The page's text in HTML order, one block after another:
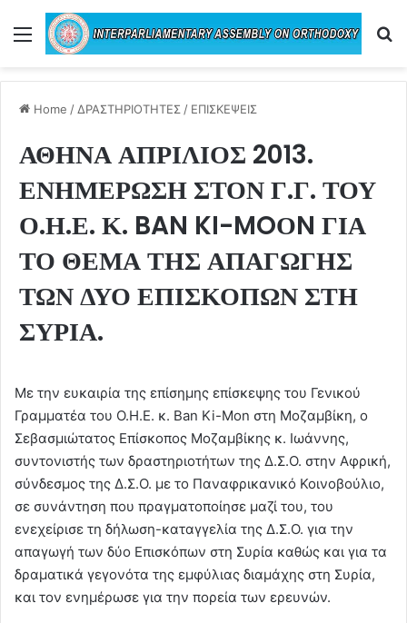
Menu
Home / ΔΡΑΣΤΗΡΙΟΤΗΤΕΣ / ΕΠΙΣΚΕΨΕΙΣ
ΑΘΗΝΑ ΑΠΡΙΛΙΟΣ 2013.
ΕΝΗΜΕΡΩΣΗ ΣΤΟΝ Γ.Γ. ΤΟΥ
Ο.Η.Ε. Κ. BAN KI-MOΟN ΓΙΑ
ΤΟ ΘΕΜΑ ΤΗΣ ΑΠΑΓΩΓΗΣ
ΤΩΝ ΔΥΟ ΕΠΙΣΚΟΠΩΝ ΣΤΗ
ΣΥΡΙΑ.
Με την ευκαιρία της επίσημης επίσκεψης του Γενικού
Γραμματέα του Ο.Η.Ε. κ. Ban Ki-Mon στη Μοζαμβίκη, ο
Σεβασμιώτατος Επίσκοπος Μοζαμβίκης κ. Ιωάννης,
συντονιστής των δραστηριοτήτων της Δ.Σ.Ο. στην Αφρική,
σύνδεσμος της Δ.Σ.Ο. με το Παναφρικανικό Κοινοβούλιο,
σε συνάντηση που πραγματοποίησε μαζί του, του
ενεχείρισε τη δήλωση-καταγγελία της Δ.Σ.Ο. για την
απαγωγή των δύο Επισκόπων στη Συρία καθώς και για τα
δραματικά γεγονότα της εμφύλιας διαμάχης στη Συρία,
και τον ενημέρωσε για την πορεία των ερευνών.